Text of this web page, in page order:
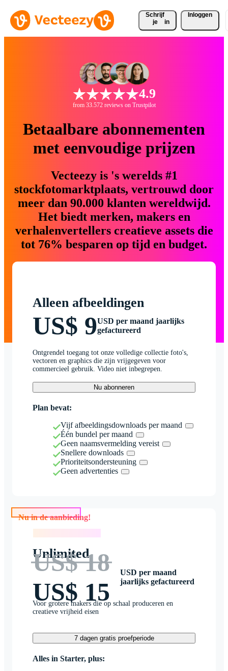
Schrijf
je
in
Inloggen
4.9
from 33.572 reviews on Trustpilot
Betaalbare abonnementen
met eenvoudige prijzen
Vecteezy is 's werelds #1
stockfotomarktplaats, vertrouwd door
meer dan 90.000 klanten wereldwijd.
Het biedt merken, makers en
verhalenvertellers creatieve assets die
tot 76% besparen op tijd en budget.
Alleen afbeeldingen
US$ 9USD per maand jaarlijks
gefactureerd
Ontgrendel toegang tot onze volledige collectie foto's,
vectoren en graphics die zijn vrijgegeven voor
commercieel gebruik. Video niet inbegrepen.
Nu abonneren
Plan bevat:
Vijf afbeeldingsdownloads per maand
Één bundel per maand
Geen naamsvermelding vereist
Snellere downloads
Prioriteitsondersteuning
Geen advertenties
Nu in de aanbieding!
Unlimited
US$ 18
US$ 15
USD per maand
jaarlijks gefactureerd
Voor grotere makers die op schaal produceren en
creatieve vrijheid eisen
7 dagen gratis proefperiode
Alles in Starter, plus: